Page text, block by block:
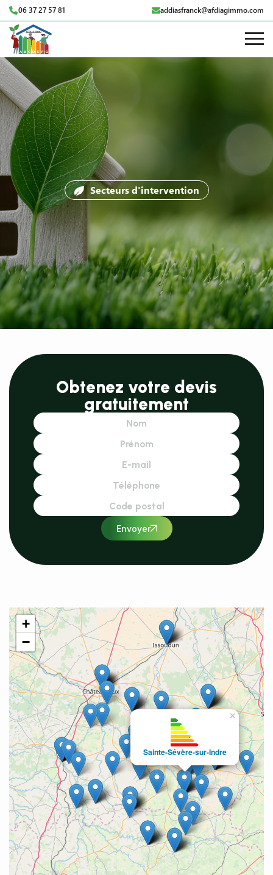
06 37 27 57 81 addiasfranck@afdiagimmo.com
Secteurs d'intervention
Obtenez votre devis
gratuitement
Envoyer
Sainte-Sévère-sur-Indre
×
+
−